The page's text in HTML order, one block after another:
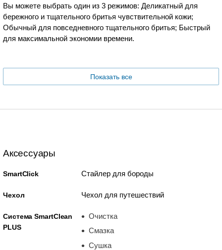
Вы можете выбрать один из 3 режимов: Деликатный для
бережного и тщательного бритья чувствительной кожи;
Обычный для повседневного тщательного бритья; Быстрый
для максимальной экономии времени.
Показать все
Аксессуары
SmartClick Стайлер для бороды
Чехол Чехол для путешествий
Система SmartClean
PLUS
Очистка
Смазка
Сушка